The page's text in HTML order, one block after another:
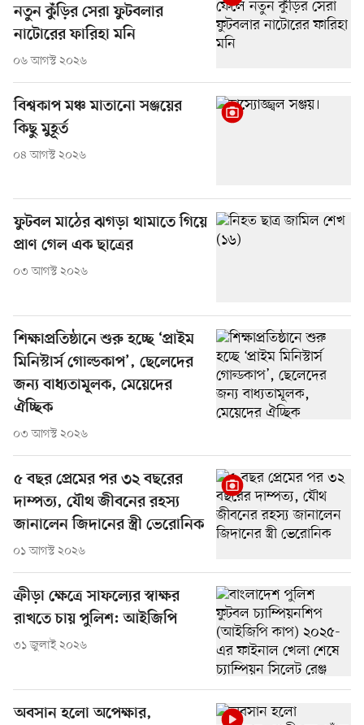
নতুন কুঁড়ির সেরা ফুটবলার
নাটোরের ফারিহা মনি
০৬ আগস্ট ২০২৬
বিশ্বকাপ মঞ্চ মাতানো সঞ্জয়ের
কিছু মুহূর্ত
০৪ আগস্ট ২০২৬
ফুটবল মাঠের ঝগড়া থামাতে গিয়ে
প্রাণ গেল এক ছাত্রের
০৩ আগস্ট ২০২৬
শিক্ষাপ্রতিষ্ঠানে শুরু হচ্ছে ‘প্রাইম
মিনিস্টার্স গোল্ডকাপ’, ছেলেদের
জন্য বাধ্যতামূলক, মেয়েদের
ঐচ্ছিক
০৩ আগস্ট ২০২৬
৫ বছর প্রেমের পর ৩২ বছরের
দাম্পত্য, যৌথ জীবনের রহস্য
জানালেন জিদানের স্ত্রী ভেরোনিক
০১ আগস্ট ২০২৬
ক্রীড়া ক্ষেত্রে সাফল্যের স্বাক্ষর
রাখতে চায় পুলিশ: আইজিপি
৩১ জুলাই ২০২৬
অবসান হলো অপেক্ষার,